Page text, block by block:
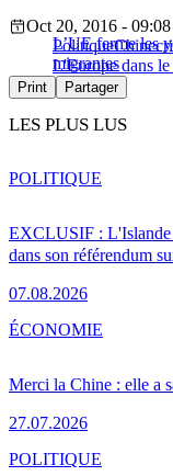
L’UE ferme les
migrantes
Oct 20, 2016 - 09:08
PolitiqueChine
L'Europe dans
Print Partager
LES PLUS LUS
EXCLUSIF : L'Islande
dans son référendum
07.08.2026
POLITIQUE
Merci la Chine : elle a
27.07.2026
ÉCONOMIE
POLITIQUE